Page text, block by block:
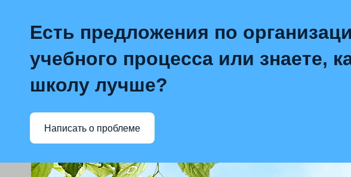
Есть предложения по
учебного процесса или знаете,
школу лучше?
Написать о проблеме